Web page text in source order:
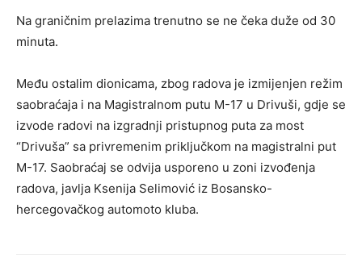
Na graničnim prelazima trenutno se ne čeka duže od 30
minuta.
Među ostalim dionicama, zbog radova je izmijenjen režim
saobraćaja i na Magistralnom putu M-17 u Drivuši, gdje se
izvode radovi na izgradnji pristupnog puta za most
“Drivuša” sa privremenim priključkom na magistralni put
M-17. Saobraćaj se odvija usporeno u zoni izvođenja
radova, javlja Ksenija Selimović iz Bosansko-
hercegovačkog automoto kluba.